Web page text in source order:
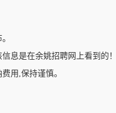
息是在余姚招聘网上看到的
用,保持谨慎。